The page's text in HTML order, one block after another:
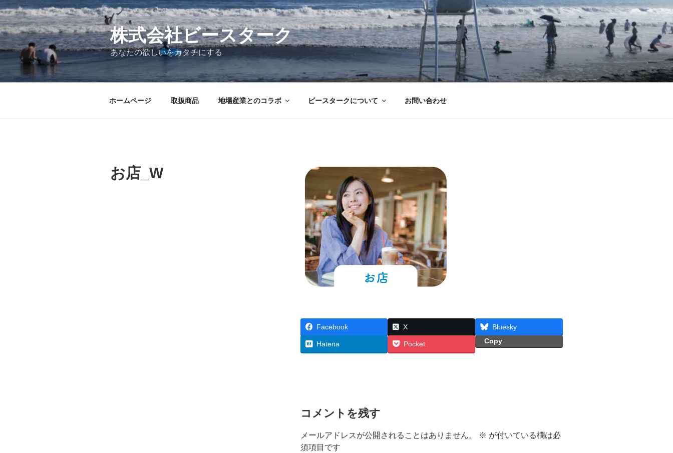
ン
テ
ン
ツ
株式会社ビースターク
あなたの欲しいをカタチにする
ホームページ 取扱商品 地場産業とのコラボ ビースタークについて お問い合わせ
お店_W
Facebook X Bluesky
Hatena Pocket Copy
コメントを残す
メールアドレスが公開されることはありません。 ※ が付いている欄は必
須項目です